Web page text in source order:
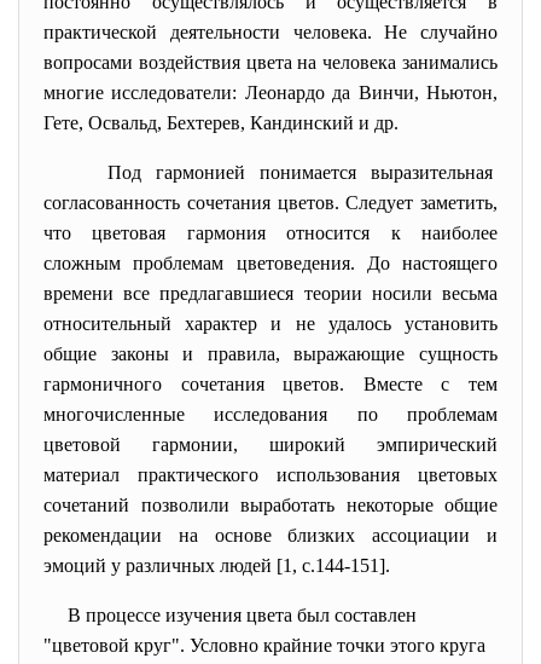
практической деятельности человека. Не случайно
вопросами воздействия цвета на человека занимались
многие исследователи: Леонардо да Винчи, Ньютон,
Гете, Освальд, Бехтерев, Кандинский и др.
Под гармонией понимается выразительная
согласованность сочетания цветов. Следует заметить,
что цветовая гармония относится к наиболее
сложным проблемам цветоведения. До настоящего
времени все предлагавшиеся теории носили весьма
относительный характер и не удалось установить
общие законы и правила, выражающие сущность
гармоничного сочетания цветов. Вместе с тем
многочисленные исследования по проблемам
цветовой гармонии, широкий эмпирический
материал практического использования цветовых
сочетаний позволили выработать некоторые общие
рекомендации на основе близких ассоциации и
эмоций у различных людей [1, с.144-151].
В процессе изучения цвета был составлен
"цветовой круг". Условно крайние точки этого круга